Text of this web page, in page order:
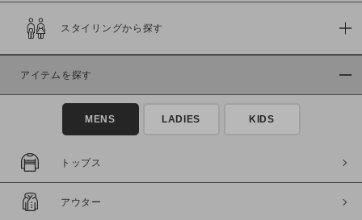
在庫
スタイリングから探す
アイテムを探す
MENS LADIES KIDS
トップス
アウター